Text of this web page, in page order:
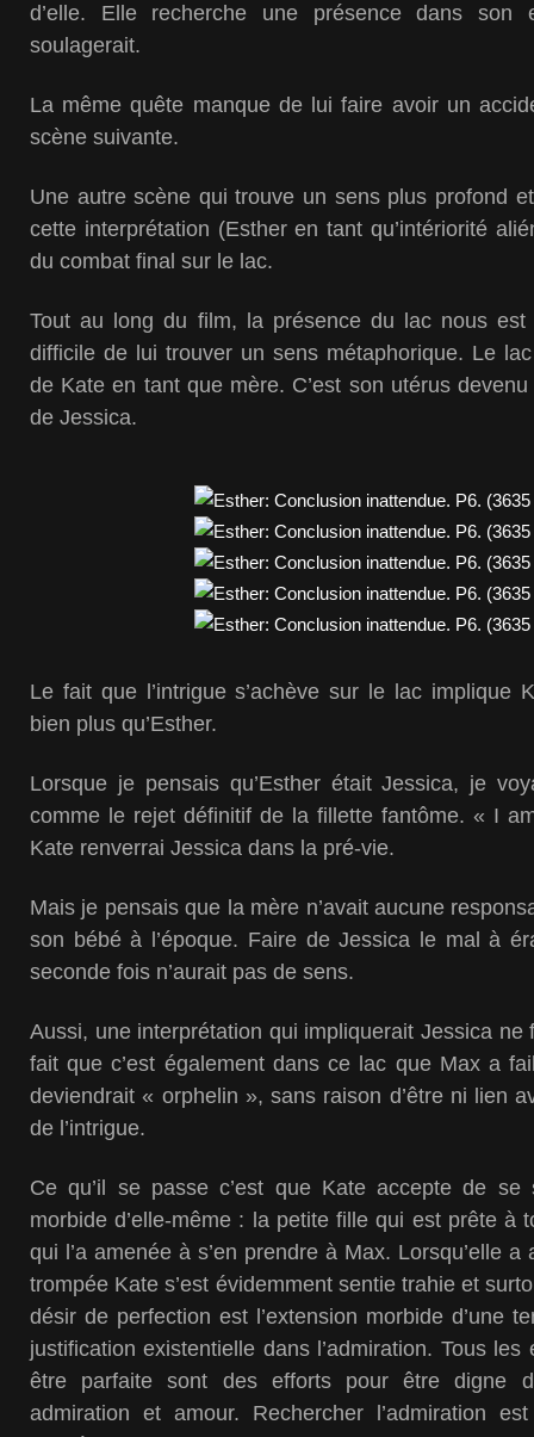
d’elle. Elle recherche une présence dans son
soulagerait.
La même quête manque de lui faire avoir un
scène suivante.
Une autre scène qui trouve un sens plus profond
cette interprétation (Esther en tant qu’intériorité
du combat final sur le lac.
Tout au long du film, la présence du lac nous est
difficile de lui trouver un sens métaphorique. Le
de Kate en tant que mère. C’est son utérus
de Jessica.
Le fait que l’intrigue s’achève sur le lac implique
bien plus qu’Esther.
Lorsque je pensais qu’Esther était Jessica, je
comme le rejet définitif de la fillette fantôme. « I
Kate renverrai Jessica dans la pré-vie.
Mais je pensais que la mère n’avait aucune
son bébé à l’époque. Faire de Jessica le mal à
seconde fois n’aurait pas de sens.
Aussi, une interprétation qui impliquerait Jessica ne
fait que c’est également dans ce lac que Max a
deviendrait « orphelin », sans raison d’être ni lien
de l’intrigue.
Ce qu’il se passe c’est que Kate accepte de
morbide d’elle-même : la petite fille qui est prête à
qui l’a amenée à s’en prendre à Max. Lorsqu’elle a
trompée Kate s’est évidemment sentie trahie et
désir de perfection est l’extension morbide d’une
justification existentielle dans l’admiration. Tous les
être parfaite sont des efforts pour être digne
admiration et amour. Rechercher l’admiration